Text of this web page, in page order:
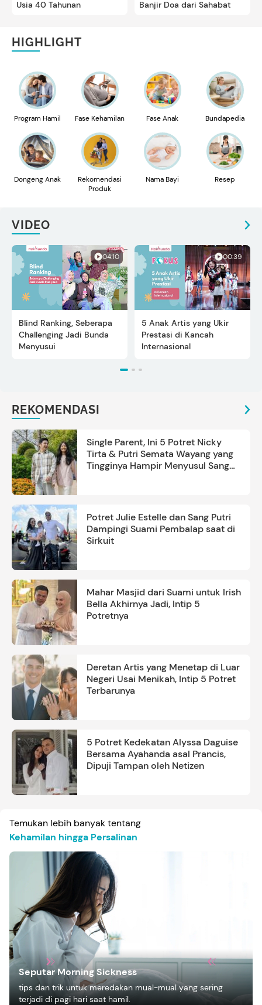
Usia 40 Tahunan Banjir Doa dari Sahabat
HIGHLIGHT
Program Hamil Fase Kehamilan Fase Anak Bundapedia
Dongeng Anak
Rekomendasi
Produk
Nama Bayi Resep
VIDEO
04:10
Blind Ranking, Seberapa
Challenging Jadi Bunda
Menyusui
00:39
5 Anak Artis yang Ukir
Prestasi di Kancah
Internasional
REKOMENDASI
Single Parent, Ini 5 Potret Nicky
Tirta & Putri Semata Wayang yang
Tingginya Hampir Menyusul Sang
Potret Julie Estelle dan Sang Putri
Dampingi Suami Pembalap saat di
Sirkuit
Mahar Masjid dari Suami untuk Irish
Bella Akhirnya Jadi, Intip 5
Potretnya
Deretan Artis yang Menetap di Luar
Negeri Usai Menikah, Intip 5 Potret
Terbarunya
5 Potret Kedekatan Alyssa Daguise
Bersama Ayahanda asal Prancis,
Dipuji Tampan oleh Netizen
Temukan lebih banyak tentang
Kehamilan hingga Persalinan
Seputar Morning Sickness
tips dan trik untuk meredakan mual-mual yang sering
terjadi di pagi hari saat hamil.